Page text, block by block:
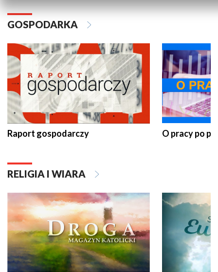
GOSPODARKA
Raport gospodarczy O pracy po
RELIGIA I WIARA